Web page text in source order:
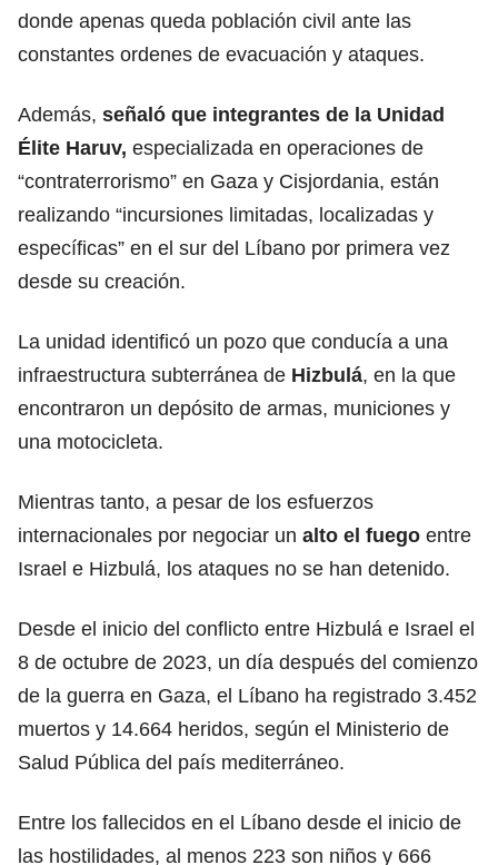
donde apenas queda población civil ante las
constantes ordenes de evacuación y ataques.
Además, señaló que integrantes de la Unidad
Élite Haruv, especializada en operaciones de
“contraterrorismo” en Gaza y Cisjordania, están
realizando “incursiones limitadas, localizadas y
específicas” en el sur del Líbano por primera vez
desde su creación.
La unidad identificó un pozo que conducía a una
infraestructura subterránea de Hizbulá, en la que
encontraron un depósito de armas, municiones y
una motocicleta.
Mientras tanto, a pesar de los esfuerzos
internacionales por negociar un alto el fuego entre
Israel e Hizbulá, los ataques no se han detenido.
Desde el inicio del conflicto entre Hizbulá e Israel el
8 de octubre de 2023, un día después del comienzo
de la guerra en Gaza, el Líbano ha registrado 3.452
muertos y 14.664 heridos, según el Ministerio de
Salud Pública del país mediterráneo.
Entre los fallecidos en el Líbano desde el inicio de
las hostilidades, al menos 223 son niños y 666